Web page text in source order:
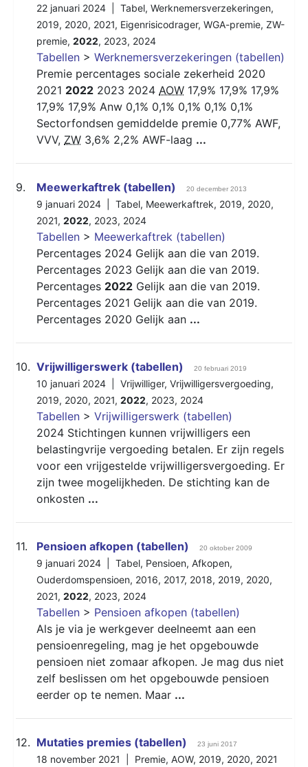
22 januari 2024 | Tabel, Werknemersverzekeringen,
2019, 2020, 2021, Eigenrisicodrager, WGA-premie, ZW-
premie, 2022, 2023, 2024
Tabellen > Werknemersverzekeringen (tabellen)
Premie percentages sociale zekerheid 2020
2021 2022 2023 2024 AOW 17,9% 17,9% 17,9%
17,9% 17,9% Anw 0,1% 0,1% 0,1% 0,1% 0,1%
Sectorfondsen gemiddelde premie 0,77% AWF,
VVV, ZW 3,6% 2,2% AWF-laag ...
9. Meewerkaftrek (tabellen) 20 december 2013
9 januari 2024 | Tabel, Meewerkaftrek, 2019, 2020,
2021, 2022, 2023, 2024
Tabellen > Meewerkaftrek (tabellen)
Percentages 2024 Gelijk aan die van 2019.
Percentages 2023 Gelijk aan die van 2019.
Percentages 2022 Gelijk aan die van 2019.
Percentages 2021 Gelijk aan die van 2019.
Percentages 2020 Gelijk aan ...
10. Vrijwilligerswerk (tabellen) 20 februari 2019
10 januari 2024 | Vrijwilliger, Vrijwilligersvergoeding,
2019, 2020, 2021, 2022, 2023, 2024
Tabellen > Vrijwilligerswerk (tabellen)
2024 Stichtingen kunnen vrijwilligers een
belastingvrije vergoeding betalen. Er zijn regels
voor een vrijgestelde vrijwilligersvergoeding. Er
zijn twee mogelijkheden. De stichting kan de
onkosten ...
11. Pensioen afkopen (tabellen) 20 oktober 2009
9 januari 2024 | Tabel, Pensioen, Afkopen,
Ouderdomspensioen, 2016, 2017, 2018, 2019, 2020,
2021, 2022, 2023, 2024
Tabellen > Pensioen afkopen (tabellen)
Als je via je werkgever deelneemt aan een
pensioenregeling, mag je het opgebouwde
pensioen niet zomaar afkopen. Je mag dus niet
zelf beslissen om het opgebouwde pensioen
eerder op te nemen. Maar ...
12. Mutaties premies (tabellen) 23 juni 2017
18 november 2021 | Premie, AOW, 2019, 2020, 2021